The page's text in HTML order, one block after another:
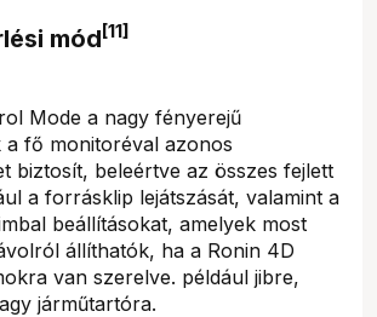
mód[11]
Mode a nagy fényerejű
fő monitoréval azonos
biztosít, beleértve az összes fejlett
a forrásklip lejátszását, valamint a
beállításokat, amelyek most
állíthatók, ha a Ronin 4D
van szerelve. például jibre,
járműtartóra.